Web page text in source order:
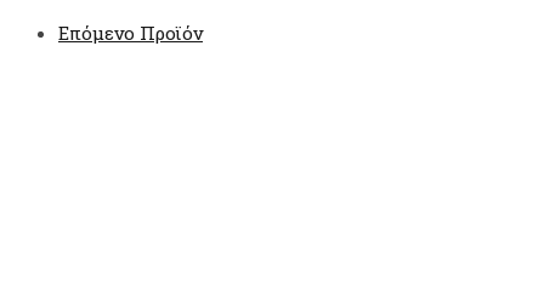
Επόμενο Προϊόν